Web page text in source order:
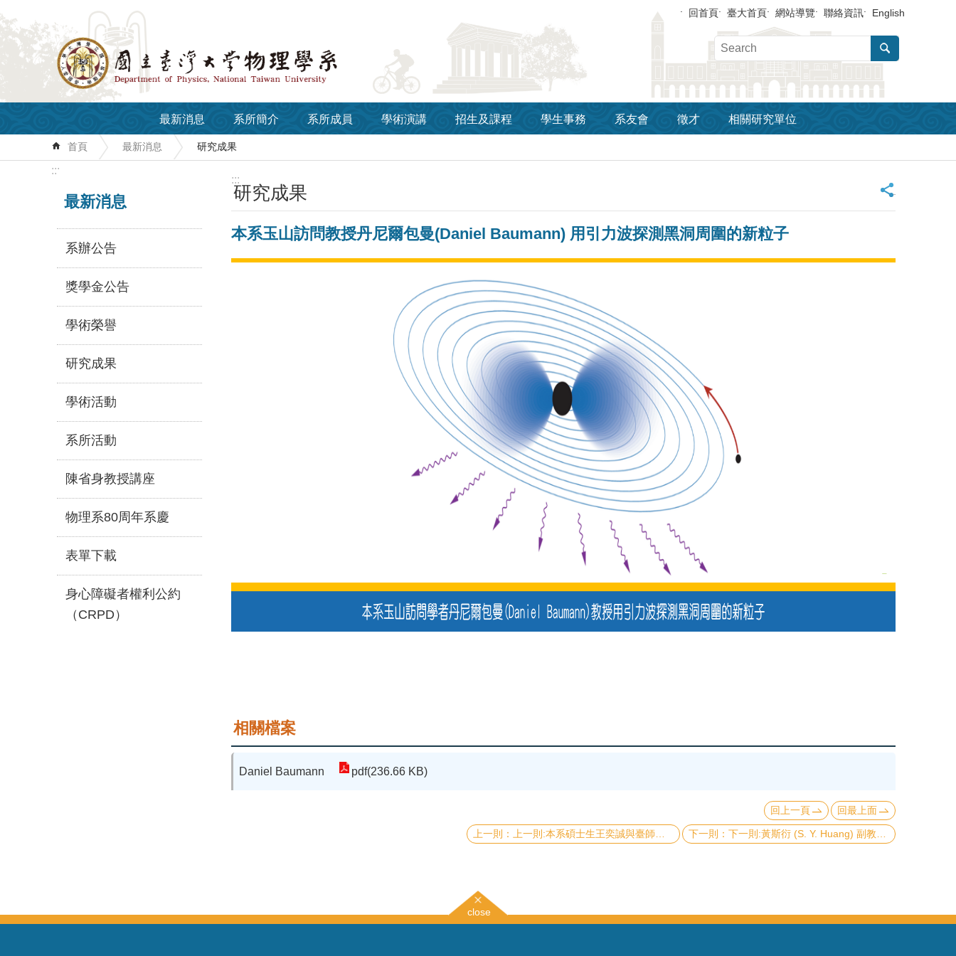
跳到主要內容區塊 回首頁 臺大首頁 網站導覽 聯絡資訊 English
最新消息 系所簡介 系所成員 學術演講 招生及課程 學生事務 系友會 徵才 相關研究單位
首頁 最新消息 研究成果
:::
最新消息
系辦公告
獎學金公告
學術榮譽
研究成果
學術活動
系所活動
陳省身教授講座
物理系80周年系慶
表單下載
身心障礙者權利公約
（CRPD）
:::
研究成果 _
本系玉山訪問教授丹尼爾包曼(Daniel Baumann) 用引力波探測黑洞周圍的新粒子
相關檔案
Daniel Baumann pdf(236.66 KB)
回上一頁 回最上面
上一則:本系碩士生王奕誠與臺師大物理系及中研院原分所研究二維原子陣列的非厄米物理，發表於頂尖期刊《Nature Communications》 下一則:黃斯衍 (S. Y. Huang) 副教授與合作團隊研究成果(自旋電流操控)發表於 Phys. Rev. Lett. 與 Phys. Rev. B
close